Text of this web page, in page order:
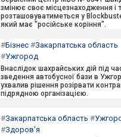
змінює своє місцезнаходження і
розташовуватиметься у
який має "російське коріння".
#Бізнес #Закарпатська область
#Ужгород
Внаслідок шахрайських дій під
зведення автобусної бази в
ухвалив рішення розірвати
підрядною організацією.
#Закарпатська область #
#Здоров'я